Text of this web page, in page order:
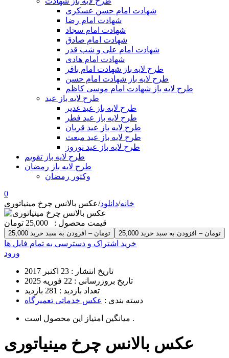
شهادت امام حسن عسکری
شهادت امام رضا
شهادت امام سجاد
شهادت امام صادق
شهادت امام علی و شب قدر
شهادت امام هادی
طرح لایه باز شهادت امام باقر
طرح لایه باز شهادت امام حسن
طرح لایه باز شهادت امام موسی کاظم
طرح لایه باز عید
طرح لایه باز عید غدیر
طرح لایه باز عید فطر
طرح لایه باز عید قربان
طرح لایه باز عید مبعث
طرح لایه باز عید نوروز
طرح لایه باز تقویم
طرح لایه باز رمضان
وکتور رمضان
0
خانه/دانلود/عکس بالانس چرخ مینیاتوری
قیمت محصول : 25,000 تومان
25,000 تومان – افزودن به سبد خرید
خرید اشتراک و دسترسی به تمام فایل ها
ورود
تاریخ انتشار : 23 اکتبر 2017
تاریخ بروزرسانی : 22 فوریه 2025
تعداد بازدید : 281 بازدید
دسته بندی : عکس خدماتی تعمیرگاه
میانگین امتیاز این محصول است .
عکس بالانس چرخ مینیاتوری